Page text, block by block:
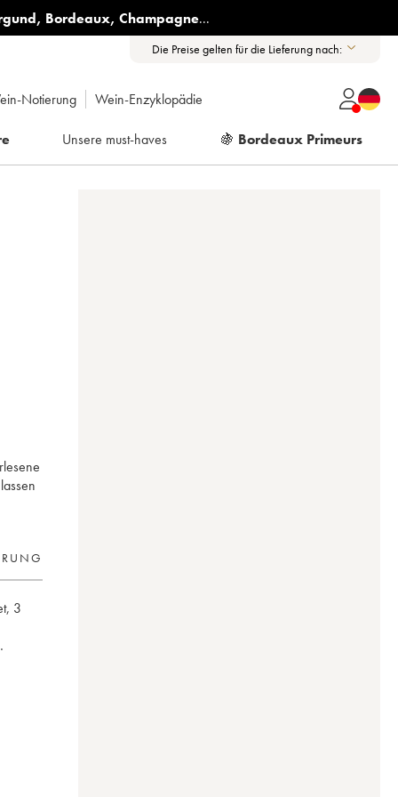
, Bordeaux, Champagne...
Die Preise gelten für die Lieferung nach:
Notierung Wein-Enzyklopädie
Unsere must-haves 🍇 Bordeaux Primeurs
, 3